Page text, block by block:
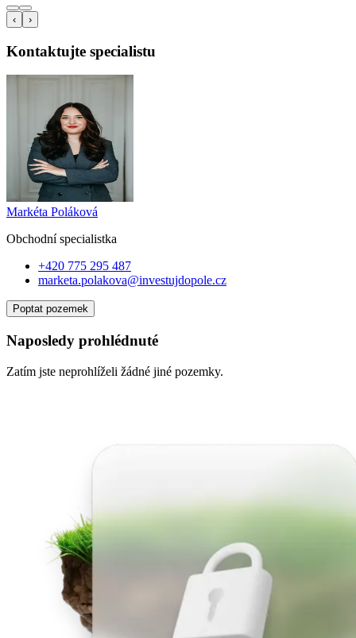
‹ ›
Kontaktujte specialistu
Markéta Poláková
Obchodní specialistka
+420 775 295 487
marketa.polakova@investujdopole.cz
Poptat pozemek
Naposledy prohlédnuté
Zatím jste neprohlíželi žádné jiné pozemky.